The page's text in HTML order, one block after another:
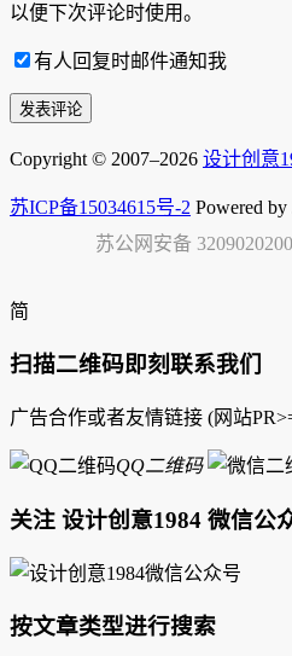
以便下次评论时使用。
有人回复时邮件通知我
Copyright © 2007–2026 设计创意
苏ICP备15034615号-2 Powered by
苏公网安备
简
扫描二维码即刻联系我们
广告合作或者友情链接 (网站
QQ二维码
关注 设计创意1984 微信公
按文章类型进行搜索